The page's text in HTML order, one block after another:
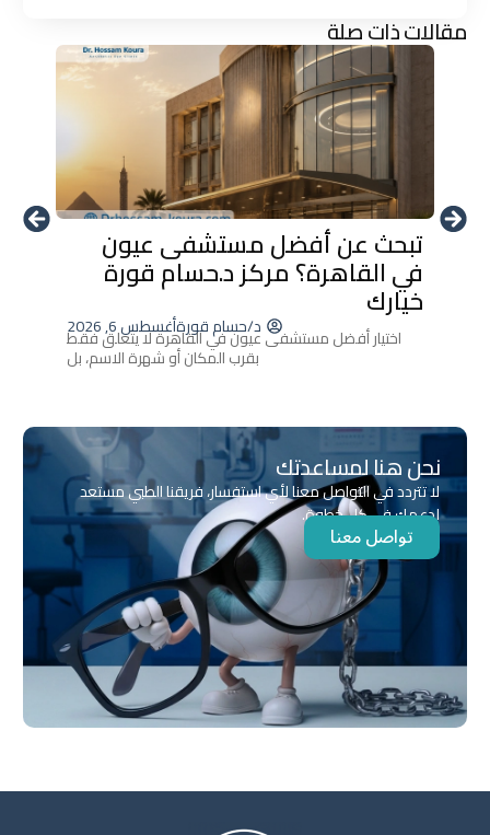
مقالات ذات صلة
تبحث عن أفضل مستشفى عيون
في القاهرة؟ مركز د.حسام قورة
خيارك
د/حسام قورةأغسطس 6, 2026
اختيار أفضل مستشفى عيون في القاهرة لا يتعلق فقط
بقرب المكان أو شهرة الاسم، بل
نحن هنا لمساعدتك
لا تتردد في التواصل معنا لأي استفسار، فريقنا الطبي مستعد
لدعمك في كل خطوة.
تواصل معنا